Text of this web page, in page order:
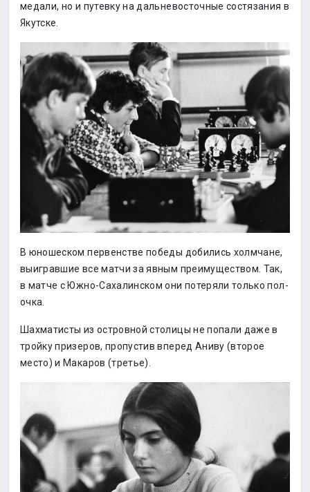
медали, но и путевку на дальневосточные состязания в
Якутске.
В юношеском первенстве победы добились холмчане,
выигравшие все матчи за явным преимуществом. Так,
в матче с Южно-Сахалинском они потеряли только пол-
очка.
Шахматисты из островной столицы не попали даже в
тройку призеров, пропустив вперед Аниву (второе
место) и Макаров (третье).